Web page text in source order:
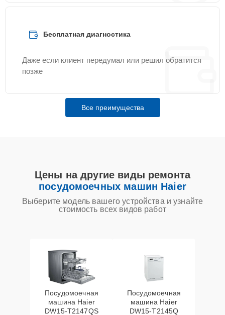
Бесплатная диагностика
Даже если клиент передумал или решил обратится
позже
Все преимущества
Цены на другие виды ремонта
посудомоечных машин Haier
Выберите модель вашего устройства и узнайте
стоимость всех видов работ
Посудомоечная
машина Haier
DW15-T2147QS
Посудомоечная
машина Haier
DW15-T2145Q